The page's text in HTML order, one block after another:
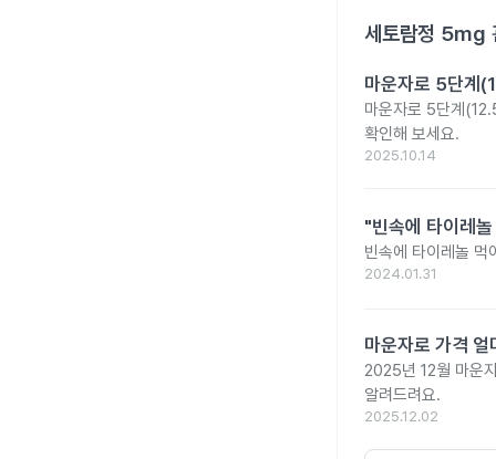
세토람정 5mg
마운자로 5단계
마운자로 5단계
확인해 보세요.
2025.10.14
"빈속에 타이레
빈속에 타이레놀 먹
2024.01.31
마운자로 가격
2025년 12월 마운
알려드려요.
2025.12.02